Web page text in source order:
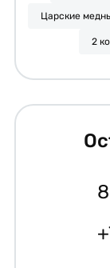
Царские
2